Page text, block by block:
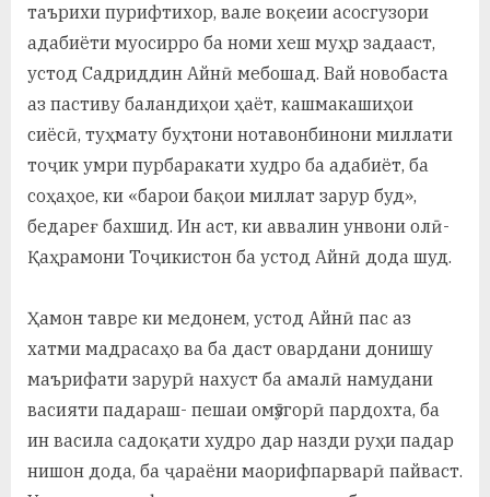
таърихи пурифтихор, вале воқеии асосгузори
адабиёти муосирро ба номи хеш муҳр задааст,
устод Садриддин Айнӣ мебошад. Вай новобаста
аз пастиву баландиҳои ҳаёт, кашмакашиҳои
сиёсӣ, туҳмату буҳтони нотавонбинони миллати
тоҷик умри пурбаракати худро ба адабиёт, ба
соҳаҳое, ки «барои бақои миллат зарур буд»,
бедареғ бахшид. Ин аст, ки аввалин унвони олӣ-
Қаҳрамони Тоҷикистон ба устод Айнӣ дода шуд.
Ҳамон тавре ки медонем, устод Айнӣ пас аз
хатми мадрасаҳо ва ба даст овардани донишу
маърифати зарурӣ нахуст ба амалӣ намудани
васияти падараш- пешаи омӯзгорӣ пардохта, ба
ин васила садоқати худро дар назди руҳи падар
нишон дода, ба ҷараёни маорифпарварӣ пайваст.